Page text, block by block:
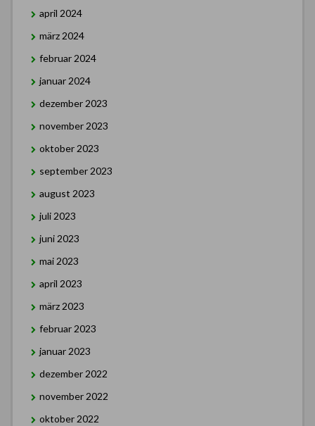
april 2024
märz 2024
februar 2024
januar 2024
dezember 2023
november 2023
oktober 2023
september 2023
august 2023
juli 2023
juni 2023
mai 2023
april 2023
märz 2023
februar 2023
januar 2023
dezember 2022
november 2022
oktober 2022